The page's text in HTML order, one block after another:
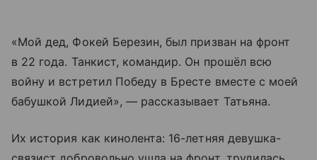
«Мой дед, Фокей Березин, был призван на фронт
в 22 года. Танкист, командир. Он прошёл всю
войну и встретил Победу в Бресте вместе с моей
бабушкой Лидией», — рассказывает Татьяна.
Их история как кинолента: 16-летняя девушка-